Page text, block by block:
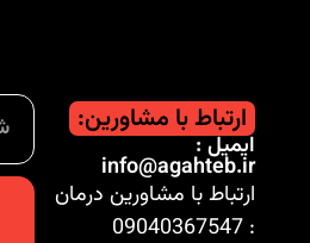
ارتباط با مشاورین:
ایمیل :
info@agahteb.ir
ارتباط با مشاورین درمان